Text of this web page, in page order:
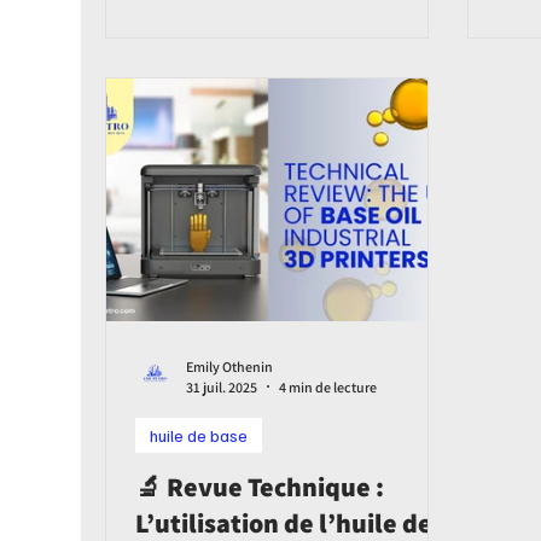
technique rédigé par AmiPetro.
🔬 Revue Technique :
L’utilisation de l’huile de
huile de base
Emily Othenin
31 juil. 2025
4 min de lecture